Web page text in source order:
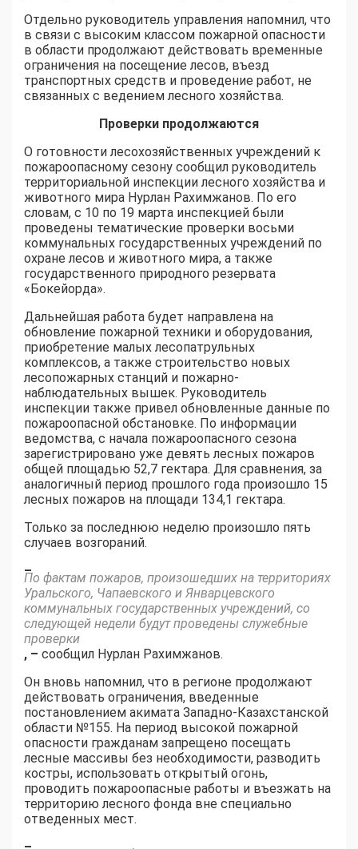
Отдельно руководитель управления напомнил, что
в связи с высоким классом пожарной опасности
в области продолжают действовать временные
ограничения на посещение лесов, въезд
транспортных средств и проведение работ, не
связанных с ведением лесного хозяйства.
Проверки продолжаются
О готовности лесохозяйственных учреждений к
пожароопасному сезону сообщил руководитель
территориальной инспекции лесного хозяйства и
животного мира Нурлан Рахимжанов. По его
словам, с 10 по 19 марта инспекцией были
проведены тематические проверки восьми
коммунальных государственных учреждений по
охране лесов и животного мира, а также
государственного природного резервата
«Бокейорда».
Дальнейшая работа будет направлена на
обновление пожарной техники и оборудования,
приобретение малых лесопатрульных
комплексов, а также строительство новых
лесопожарных станций и пожарно-
наблюдательных вышек. Руководитель
инспекции также привел обновленные данные по
пожароопасной обстановке. По информации
ведомства, с начала пожароопасного сезона
зарегистрировано уже девять лесных пожаров
общей площадью 52,7 гектара. Для сравнения, за
аналогичный период прошлого года произошло 15
лесных пожаров на площади 134,1 гектара.
Только за последнюю неделю произошло пять
случаев возгораний.
–
По фактам пожаров, произошедших на территориях
Уральского, Чапаевского и Январцевского
коммунальных государственных учреждений, со
следующей недели будут проведены служебные
проверки
, – сообщил Нурлан Рахимжанов.
Он вновь напомнил, что в регионе продолжают
действовать ограничения, введенные
постановлением акимата Западно-Казахстанской
области №155. На период высокой пожарной
опасности гражданам запрещено посещать
лесные массивы без необходимости, разводить
костры, использовать открытый огонь,
проводить пожароопасные работы и въезжать на
территорию лесного фонда вне специально
отведенных мест.